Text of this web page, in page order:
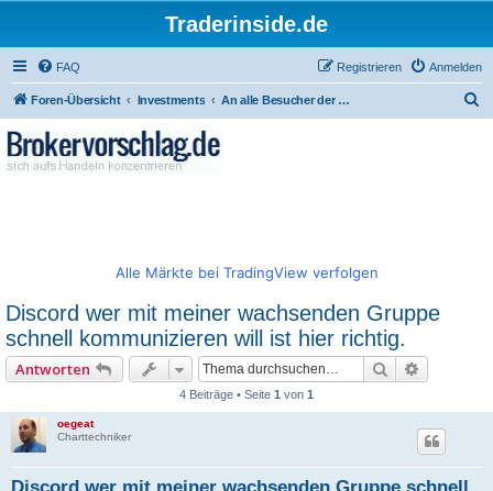
Traderinside.de
FAQ Anmelden
Registrieren
Foren-Übersicht Investments An alle Besucher der Seite und wer sich registrieren will ! (Richtlinien & Impressum)
Alle Märkte bei TradingView verfolgen
Discord wer mit meiner wachsenden Gruppe
schnell kommunizieren will ist hier richtig.
Antworten Suche
4 Beiträge • Seite 1 von 1
oegeat
Charttechniker